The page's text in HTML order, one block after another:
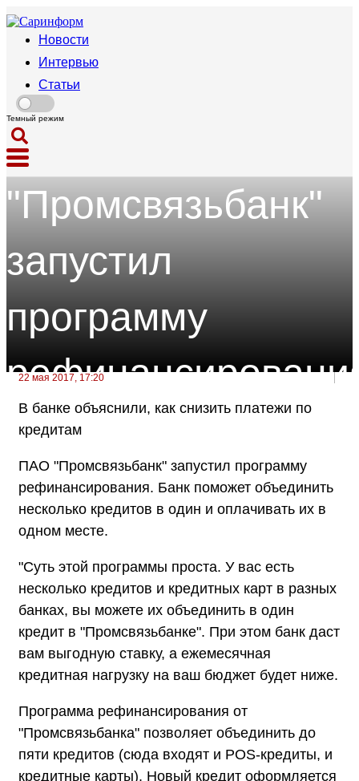
Новости
Интервью
Статьи
Темный режим
Статьи
"Промсвязьбанк"
запустил
программу
22 мая 2017, 17:20
В банке объяснили, как снизить платежи по
кредитам
ПАО "Промсвязьбанк" запустил программу
рефинансирования. Банк поможет объединить
несколько кредитов в один и оплачивать их в
одном месте.
"Суть этой программы проста. У вас есть
несколько кредитов и кредитных карт в разных
банках, вы можете их объединить в один
кредит в "Промсвязьбанке". При этом банк даст
вам выгодную ставку, а ежемесячная
кредитная нагрузку на ваш бюджет будет ниже.
Программа рефинансирования от
"Промсвязьбанка" позволяет объединить до
пяти кредитов (сюда входят и POS-кредиты, и
кредитные карты). Новый кредит оформляется